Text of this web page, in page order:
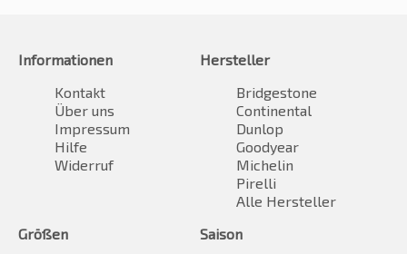
Informationen
Kontakt
Über uns
Impressum
Hilfe
Widerruf
Hersteller
Bridgestone
Continental
Dunlop
Goodyear
Michelin
Pirelli
Alle Hersteller
Größen
Saison